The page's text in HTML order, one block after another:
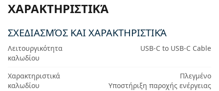
ΧΑΡΑΚΤΗΡΙΣΤΙΚΆ
ΣΧΕΔΙΑΣΜΌΣ ΚΑΙ ΧΑΡΑΚΤΗΡΙΣΤΙΚΆ
Λειτουργικότητα
καλωδίου
USB-C to USB-C Cable
Χαρακτηριστικά
καλωδίου
Πλεγμένο
Υποστήριξη παροχής ενέργειας